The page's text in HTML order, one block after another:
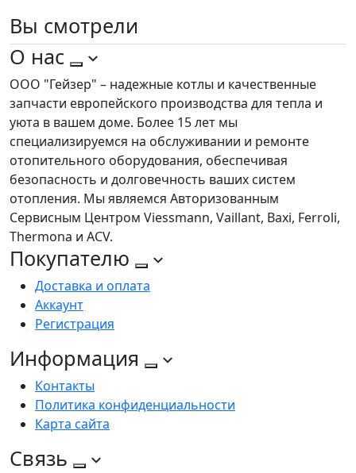
Вы смотрели
О нас
ООО "Гейзер" – надежные котлы и качественные
запчасти европейского производства для тепла и
уюта в вашем доме. Более 15 лет мы
специализируемся на обслуживании и ремонте
отопительного оборудования, обеспечивая
безопасность и долговечность ваших систем
отопления. Мы являемся Авторизованным
Сервисным Центром Viessmann, Vaillant, Baxi, Ferroli,
Thermona и ACV.
Покупателю
Доставка и оплата
Аккаунт
Регистрация
Информация
Контакты
Политика конфиденциальности
Карта сайта
Связь